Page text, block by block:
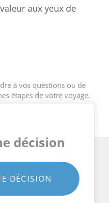
aux yeux de
à vos questions ou de
étapes de votre voyage.
décision
DÉCISION